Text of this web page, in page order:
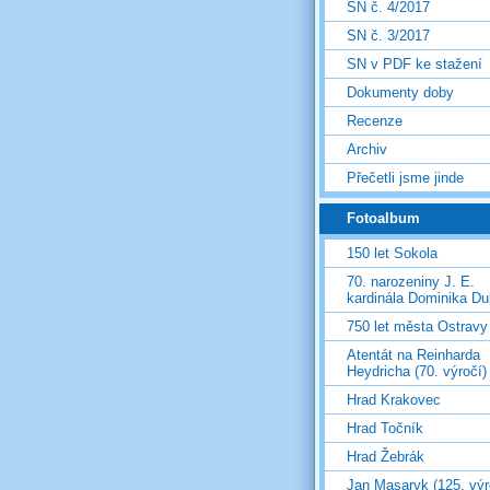
SN č. 4/2017
SN č. 3/2017
SN v PDF ke stažení
Dokumenty doby
Recenze
Archiv
Přečetli jsme jinde
Fotoalbum
150 let Sokola
70. narozeniny J. E.
kardinála Dominika
750 let města Ostravy
Atentát na Reinharda
Heydricha (70. výročí)
Hrad Krakovec
Hrad Točník
Hrad Žebrák
Jan Masaryk (125.